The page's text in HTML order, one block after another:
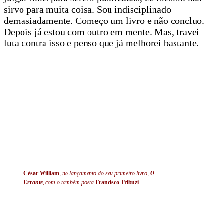
sirvo para muita coisa. Sou indisciplinado
demasiadamente. Começo um livro e não concluo.
Depois já estou com outro em mente. Mas, travei
luta contra isso e penso que já melhorei bastante.
César William , no lançamento do seu primeiro livro, O
Errante , com o também poeta Francisco Tribuzi